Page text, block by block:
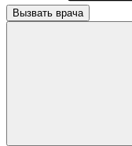
Вызвать врача